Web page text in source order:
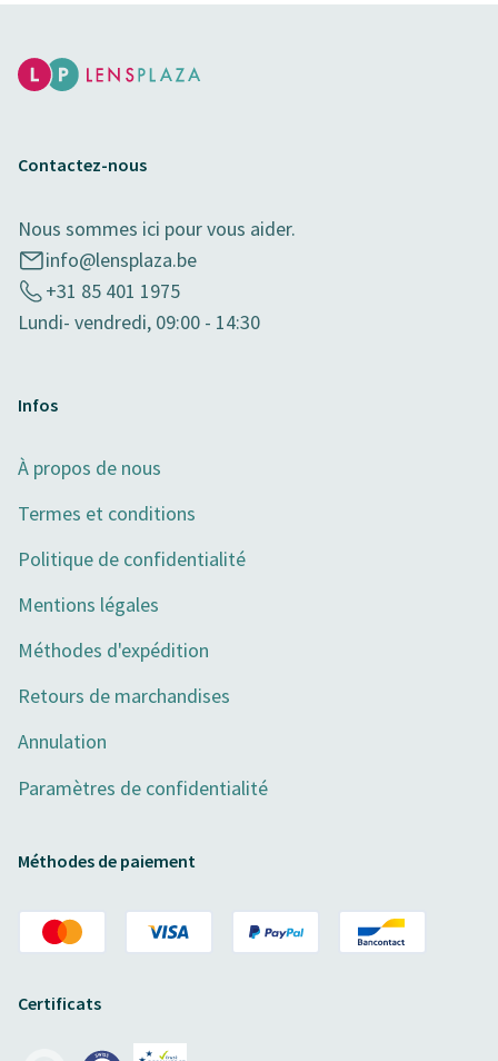
Contactez-nous
Nous sommes ici pour vous aider.
info@lensplaza.be
+31 85 401 1975
Lundi- vendredi, 09:00 - 14:30
Infos
À propos de nous
Termes et conditions
Politique de confidentialité
Mentions légales
Méthodes d'expédition
Retours de marchandises
Annulation
Paramètres de confidentialité
Méthodes de paiement
Certificats